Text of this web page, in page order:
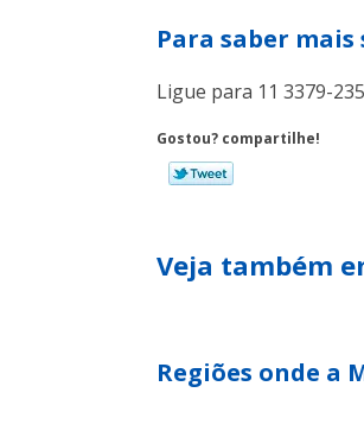
Para saber
Ligue para 11 3379-
Gostou? compartilhe!
Veja também
Regiões onde a